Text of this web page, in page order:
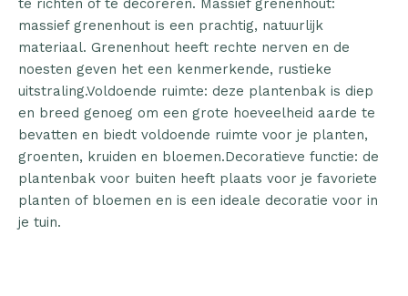
te richten of te decoreren. Massief grenenhout:
massief grenenhout is een prachtig, natuurlijk
materiaal. Grenenhout heeft rechte nerven en de
noesten geven het een kenmerkende, rustieke
uitstraling.Voldoende ruimte: deze plantenbak is diep
en breed genoeg om een grote hoeveelheid aarde te
bevatten en biedt voldoende ruimte voor je planten,
groenten, kruiden en bloemen.Decoratieve functie: de
plantenbak voor buiten heeft plaats voor je favoriete
planten of bloemen en is een ideale decoratie voor in
je tuin.